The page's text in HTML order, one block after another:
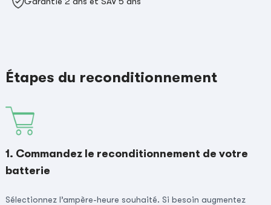
Étapes du reconditionnement
1. Commandez le reconditionnement de votre
batterie
Sélectionnez l’ampère-heure souhaité. Si besoin augmentez